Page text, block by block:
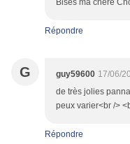
Bises ma chère
Répondre
G guy59600 17/06/
de très jolies
peux varier<br />
Répondre